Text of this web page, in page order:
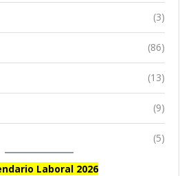
(3)
(86)
(13)
(9)
(5)
Laboral 2026